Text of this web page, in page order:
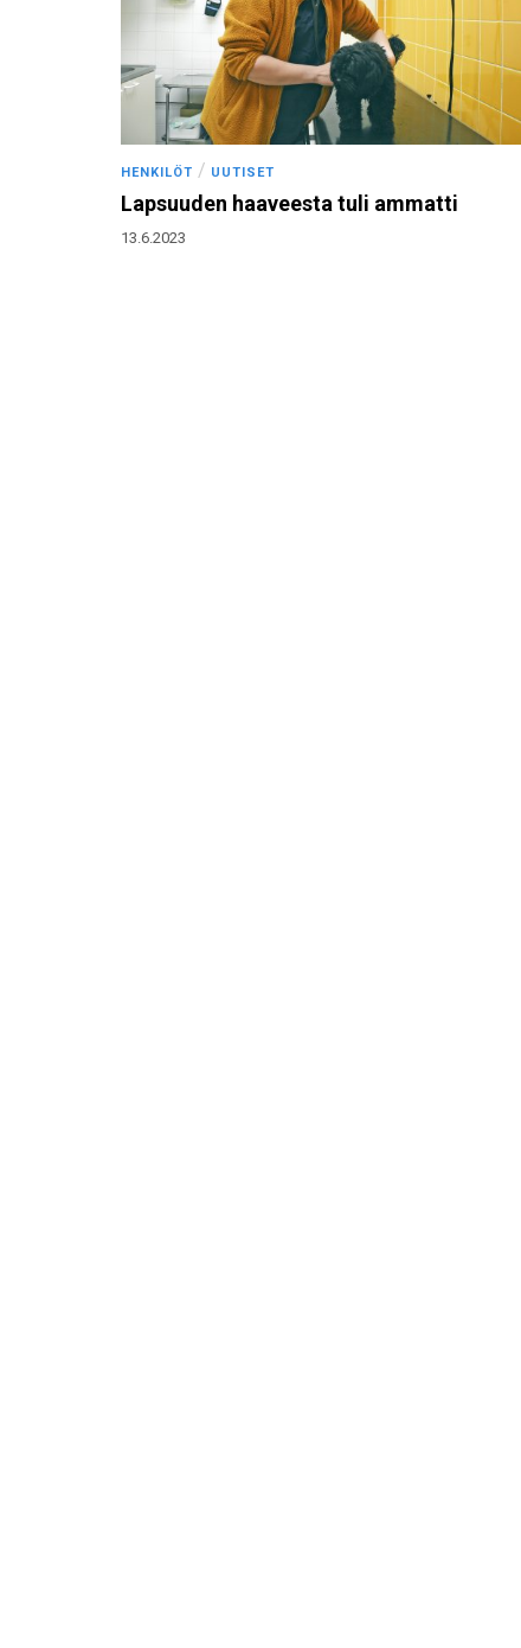
HENKILÖT / UUTISET
Lapsuuden haaveesta tuli ammatti
13.6.2023